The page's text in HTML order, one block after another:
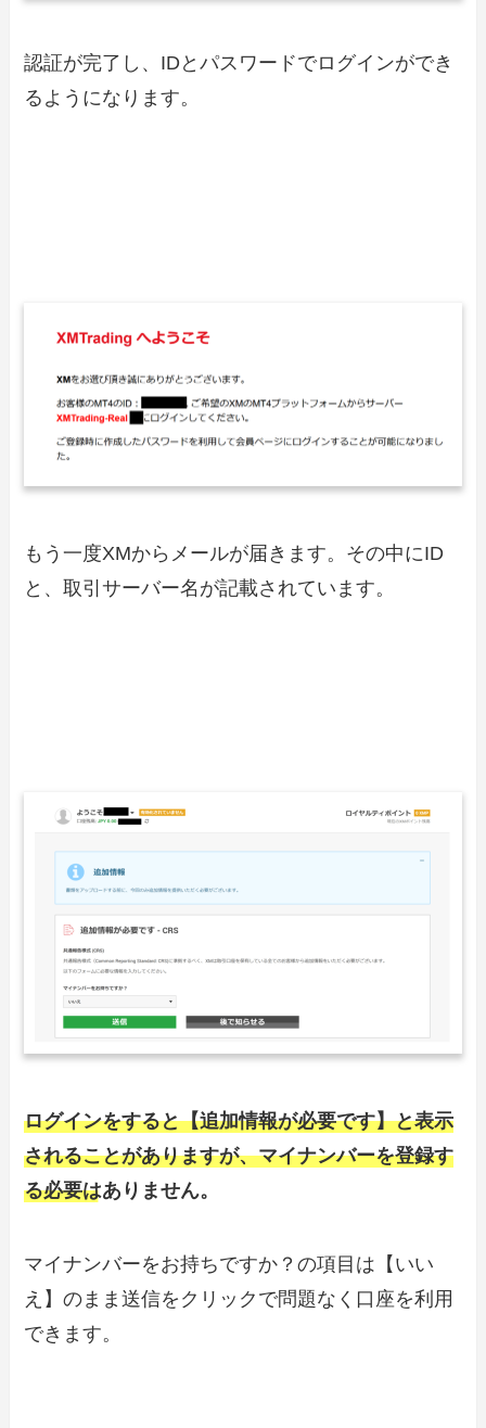
認証が完了し、IDとパスワードでログインができ
るようになります。
もう一度XMからメールが届きます。その中にID
と、取引サーバー名が記載されています。
ログインをすると【追加情報が必要です】と表示
されることがありますが、マイナンバーを登録す
る必要はありません。
マイナンバーをお持ちですか？の項目は【いい
え】のまま送信をクリックで問題なく口座を利用
できます。